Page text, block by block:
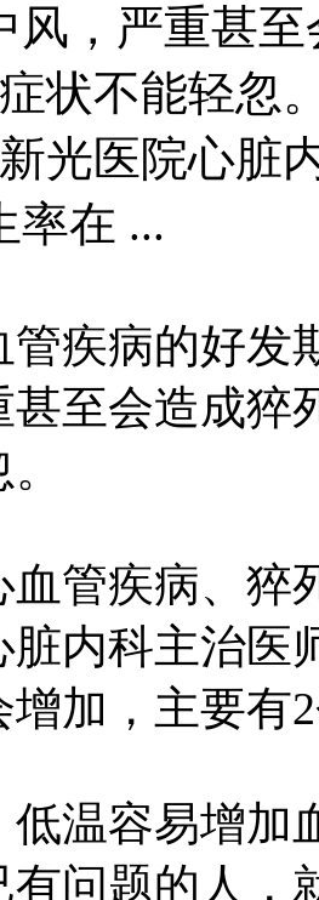
风，严重甚
状不能轻忽
光医院心脏
率在 ...
管疾病的好发
甚至会造成猝
血管疾病、猝
脏内科主治医
增加，主要有
低温容易增加
有问题的人，